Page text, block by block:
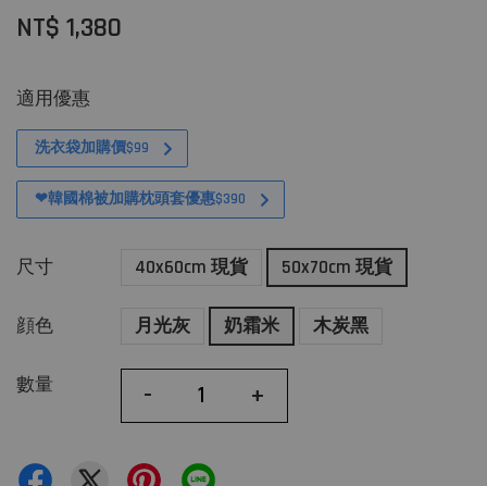
NT$ 1,380
適用優惠
洗衣袋加購價$99
❤韓國棉被加購枕頭套優惠$390
尺寸 40x60cm 現貨 50x70cm 現貨
顔色 月光灰 奶霜米 木炭黑
數量 - +